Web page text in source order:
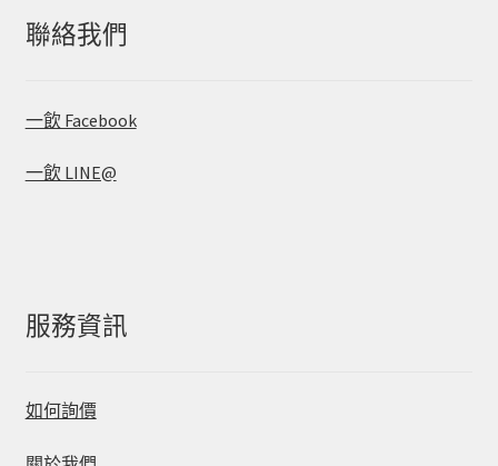
聯絡我們
一飲 Facebook
一飲 LINE@
服務資訊
如何詢價